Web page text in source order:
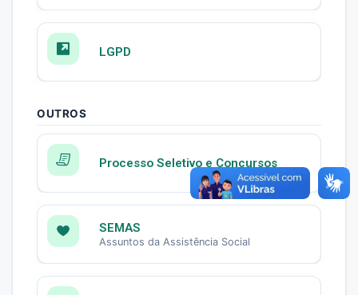
LGPD
OUTROS
Processo Seletivo e Concursos
SEMAS
Assuntos da Assistência Social